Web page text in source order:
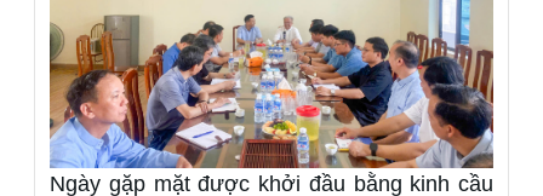
Ngày gặp mặt được khởi đầu bằng kinh cầu